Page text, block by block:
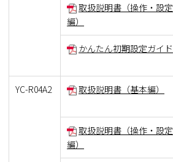
取扱説明書（操作・設定
編）
かんたん初期設定ガイド
YC-R04A2 取扱説明書（基本編）
取扱説明書（操作・設定
編）